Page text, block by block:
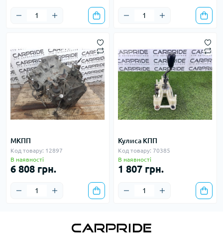
МКПП
Код товару: 12897
В наявності
6 808 грн.
Кулиса КПП
Код товару: 70385
В наявності
1 807 грн.